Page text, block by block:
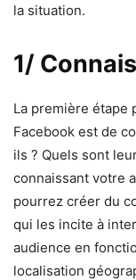
la situation.
1/
La première étape
Facebook est de
ils ? Quels sont
connaissant votre
pourrez créer du
qui les incite à
audience en
localisation